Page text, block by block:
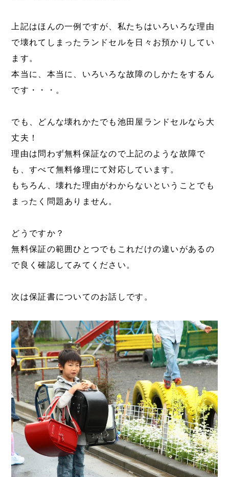
上記はほんの一例ですが、私たちはいろいろな理由
で壊れてしまったランドセルを日々お預かりしてい
ます。
本当に、本当に、いろいろな故障のしかたをするん
です・・・。
でも、どんな壊れかたでも池田屋ランドセルなら大
丈夫！
理由は問わず無料保証なので上記のような故障で
も、すべて無料修理にて対応しています。
もちろん、壊れた理由がわからないということでも
まったく問題ありません。
どうですか？
無料保証の範囲ひとつでもこれだけの違いがあるの
で良く確認してみてください。
次は保証書についてのお話しです。